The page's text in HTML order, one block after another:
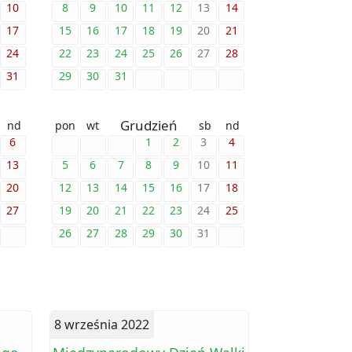
10
17
24
31
8 9 10 11 12 13
14
15
16 17 18 19 20
21
22
23 24 25 26 27
28
29
30 31
nd
6
13
20
27
pon wt Grudzień sb
nd
1
2 3
4
5
6 7 8 9 10
11
12
13 14 15 16 17
18
19
20 21 22 23 24
25
26
27 28 29 30 31
8 września 2022